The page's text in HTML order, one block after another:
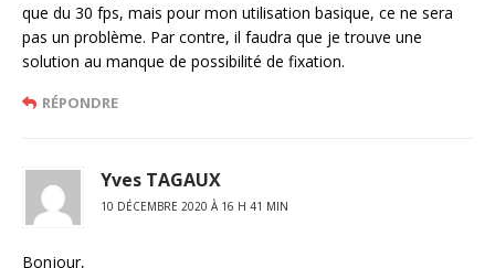
que du 30 fps, mais pour mon utilisation basique, ce ne sera
pas un problème. Par contre, il faudra que je trouve une
solution au manque de possibilité de fixation.
RÉPONDRE
Yves TAGAUX
10 DÉCEMBRE 2020 À 16 H 41 MIN
Bonjour,